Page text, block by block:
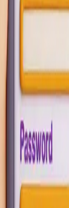
girin ve
mı?